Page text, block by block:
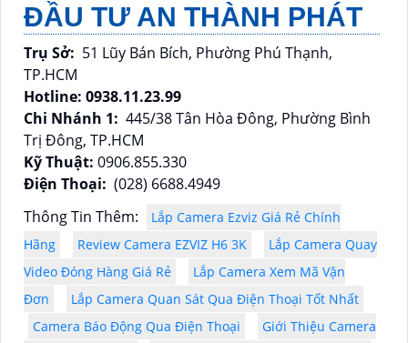
ĐẦU TƯ AN THÀNH PHÁT
Trụ Sở: 51 Lũy Bán Bích, Phường Phú Thạnh,
TP.HCM
Hotline: 0938.11.23.99
Chi Nhánh 1: 445/38 Tân Hòa Đông, Phường Bình
Trị Đông, TP.HCM
Kỹ Thuật: 0906.855.330
Điện Thoại: (028) 6688.4949
Thông Tin Thêm:
Lắp Camera Ezviz Giá Rẻ Chính
Hãng
Review Camera EZVIZ H6 3K
Lắp Camera Quay
Video Đóng Hàng Giá Rẻ
Lắp Camera Xem Mã Vận
Đơn
Lắp Camera Quan Sát Qua Điện Thoại Tốt Nhất
Camera Báo Động Qua Điện Thoại
Giới Thiệu Camera